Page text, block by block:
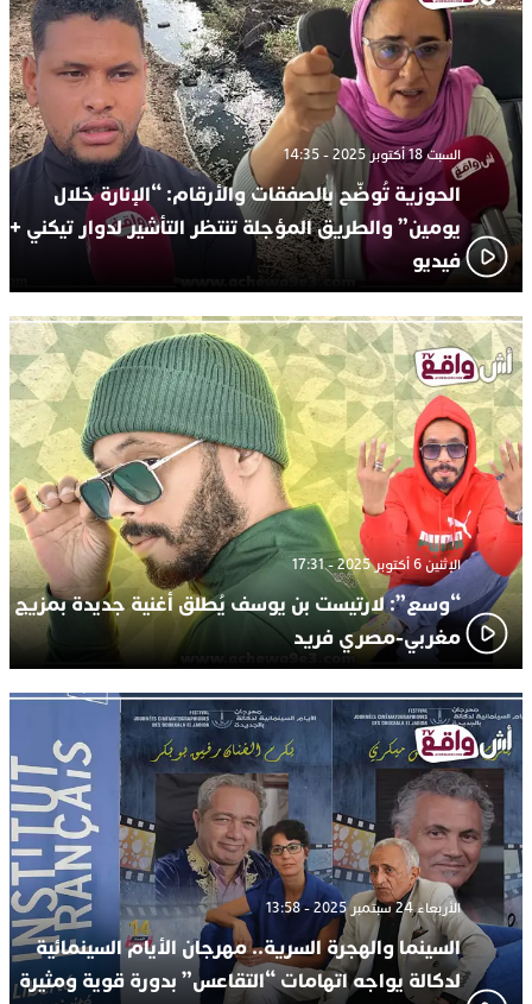
السبت 18 أكتوبر 2025 - 14:35
الحوزية تُوضّح بالصفقات والأرقام: “الإنارة خلال
يومين” والطريق المؤجلة تنتظر التأشير لدوار تيكني +
فيديو
الإثنين 6 أكتوبر 2025 - 17:31
“وسع”: لارتيست بن يوسف يُطلق أغنية جديدة بمزيج
مغربي-مصري فريد
الأربعاء 24 سبتمبر 2025 - 13:58
السينما والهجرة السرية.. مهرجان الأيام السينمائية
لدكالة يواجه اتهامات “التقاعس” بدورة قوية ومثيرة